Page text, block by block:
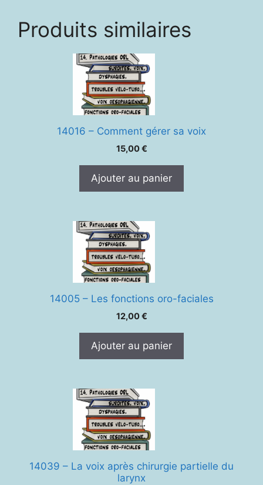
Produits similaires
14016 – Comment gérer sa voix
15,00€
Ajouter au panier
14005 – Les fonctions oro-faciales
12,00€
Ajouter au panier
14039 – La voix après chirurgie partielle du
larynx